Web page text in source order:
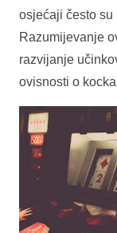
osjećaji često su
Razumijevanje
razvijanje
ovisnosti o